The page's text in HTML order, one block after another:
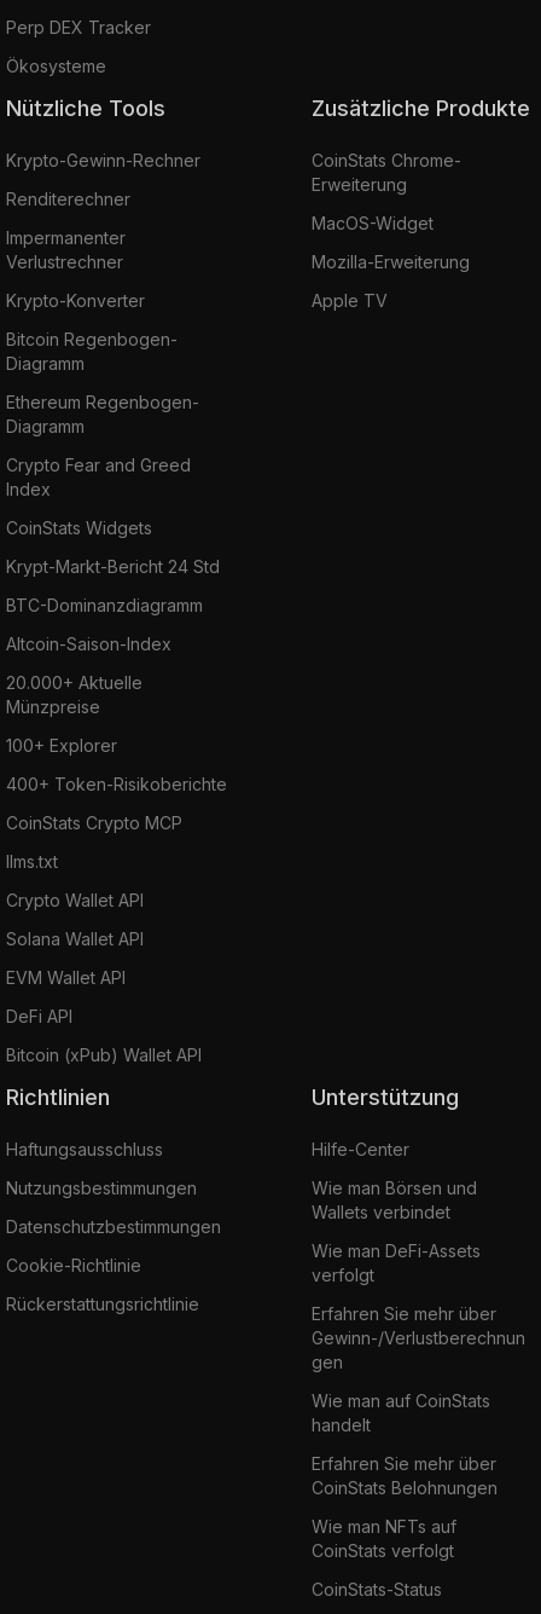
Perp DEX Tracker
Ökosysteme
Nützliche Tools
Krypto-Gewinn-Rechner
Renditerechner
Impermanenter
Verlustrechner
Krypto-Konverter
Bitcoin Regenbogen-
Diagramm
Ethereum Regenbogen-
Diagramm
Crypto Fear and Greed
Index
CoinStats Widgets
Krypt-Markt-Bericht 24 Std
BTC-Dominanzdiagramm
Altcoin-Saison-Index
20.000+ Aktuelle
Münzpreise
100+ Explorer
400+ Token-Risikoberichte
CoinStats Crypto MCP
llms.txt
Crypto Wallet API
Solana Wallet API
EVM Wallet API
DeFi API
Bitcoin (xPub) Wallet API
Zusätzliche Produkte
CoinStats Chrome-
Erweiterung
MacOS-Widget
Mozilla-Erweiterung
Apple TV
Richtlinien
Haftungsausschluss
Nutzungsbestimmungen
Datenschutzbestimmungen
Cookie-Richtlinie
Rückerstattungsrichtlinie
Unterstützung
Hilfe-Center
Wie man Börsen und
Wallets verbindet
Wie man DeFi-Assets
verfolgt
Erfahren Sie mehr über
Gewinn-/Verlustberechnun
gen
Wie man auf CoinStats
handelt
Erfahren Sie mehr über
CoinStats Belohnungen
Wie man NFTs auf
CoinStats verfolgt
CoinStats-Status